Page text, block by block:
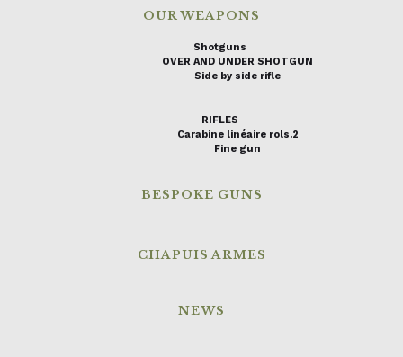
OUR WEAPONS
Shotguns
OVER AND UNDER SHOTGUN
Side by side rifle
RIFLES
Carabine linéaire rols.2
Fine gun
BESPOKE GUNS
CHAPUIS ARMES
NEWS